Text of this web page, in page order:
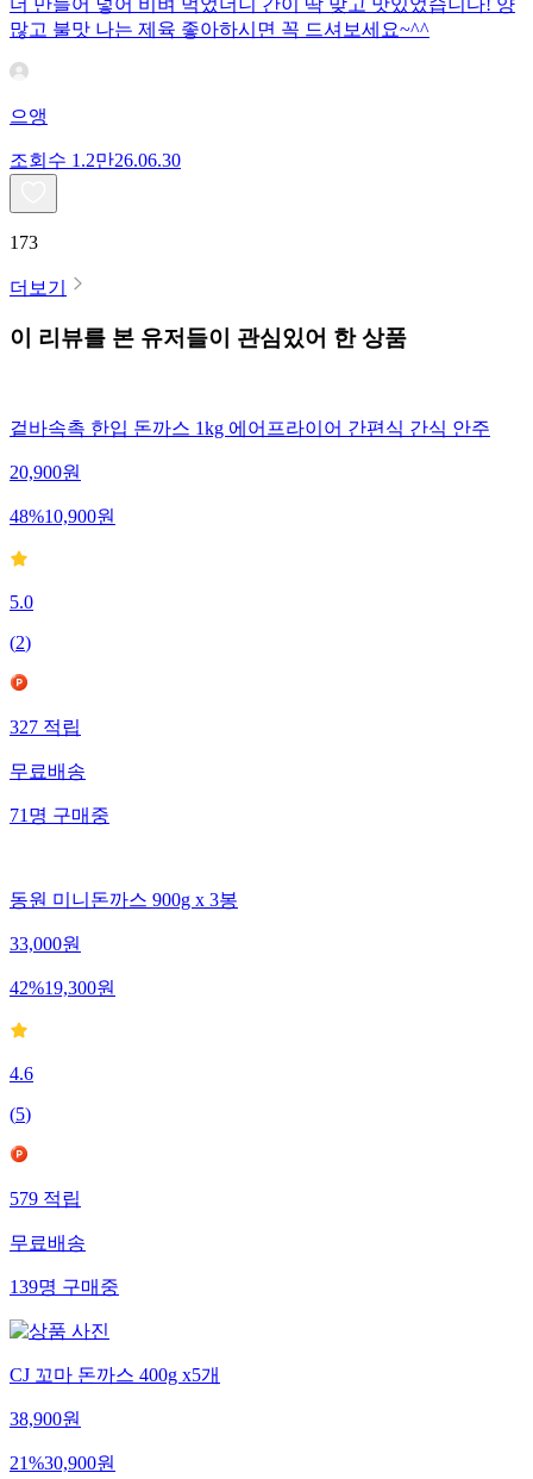
많고 불맛 나는 제육 좋아하시면 꼭 드셔보세요~^^
으앵
조회수 1.2만26.06.30
173
더보기
이 리뷰를 본 유저들이 관심있어 한 상품
겉바속촉 한입 돈까스 1kg 에어프라이어 간편식 간식 안주
20,900원
48%10,900원
5.0
(2)
327적립
무료배송
71명구매중
동원 미니돈까스 900g x 3봉
33,000원
42%19,300원
4.6
(5)
579적립
무료배송
139명구매중
CJ 꼬마 돈까스 400g x5개
38,900원
21%30,900원